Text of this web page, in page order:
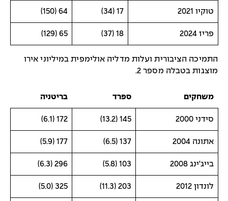
טוקיו 2021 17 (34)
64 (150)
פריז 2024 18 (37)
65 (129)
התמיכה הציבורית ועלות מדליה אולימפית במיליוני אירו
מוצגות בטבלה מספר 2.
משחקים ספרד בריטניה
סידני 2000 145 (13.2)
172 (6.1)
אתונה 2004 137 (6.5)
177 (5.9)
בייג'ינג 2008 103 (5.8)
296 (6.3)
לונדון 2012 203 (11.3)
325 (5.0)